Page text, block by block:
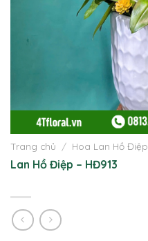
Trang chủ / Hoa Lan Hồ Điệp
Lan Hồ Điệp – HĐ913